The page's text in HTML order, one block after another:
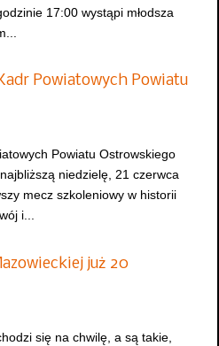
17:00 wystąpi młodsza
Powiatowych Powiatu
Powiatu Ostrowskiego
niedzielę, 21 czerwca
mecz szkoleniowy w historii
i...
już 20
się na chwilę, a są takie,